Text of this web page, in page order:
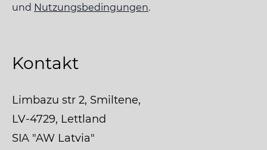
und Nutzungsbedingungen.
Kontakt
Limbazu str 2, Smiltene,
LV-4729, Lettland
SIA "AW Latvia"